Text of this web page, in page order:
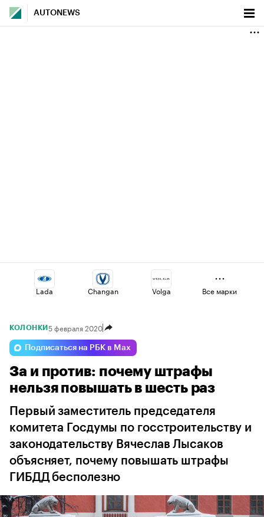
AUTONEWS
Lada Changan Volga
Haval Voyah
Jaecoo Esteo Omoda
Все марки
КОЛОНКИ 5 февраля 2020
Подписаться на РБК в Max
За и против: почему штрафы
нельзя повышать в шесть раз
Первый заместитель председателя
комитета Госдумы по госстроительству и
законодательству Вячеслав Лысаков
объясняет, почему повышать штрафы
ГИБДД бесполезно